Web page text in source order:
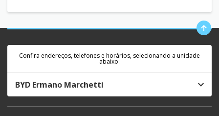
Confira endereços, telefones e horários, selecionando a unidade
abaixo:
BYD Ermano Marchetti